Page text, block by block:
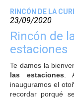
RINCÓN DE LA
23/09/2020
Rincón de
estaciones
Te damos la
las estaciones .
inauguramos el
recordar porqué